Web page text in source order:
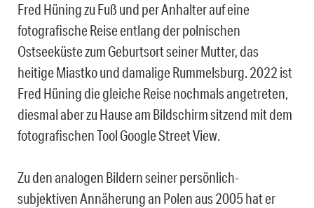
Fred Hüning zu Fuß und per Anhalter auf eine
fotografische Reise entlang der polnischen
Ostseeküste zum Geburtsort seiner Mutter, das
heitige Miastko und damalige Rummelsburg. 2022 ist
Fred Hüning die gleiche Reise nochmals angetreten,
diesmal aber zu Hause am Bildschirm sitzend mit dem
fotografischen Tool Google Street View.
Zu den analogen Bildern seiner persönlich-
subjektiven Annäherung an Polen aus 2005 hat er